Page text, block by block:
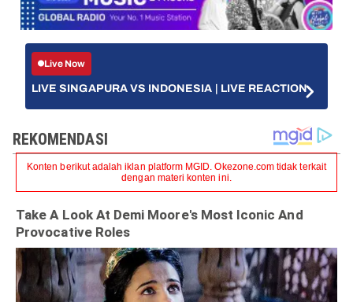
Live Now
LIVE SINGAPURA VS INDONESIA | LIVE REACTION